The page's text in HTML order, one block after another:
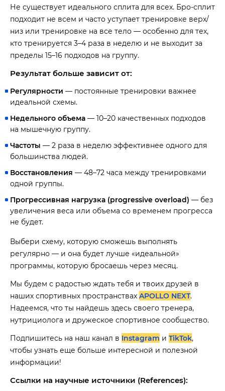
Не существует идеального сплита для всех. Бро-сплит
подходит не всем и часто уступает тренировке верх/
низ или тренировке на все тело — особенно для тех,
кто тренируется 3–4 раза в неделю и не выходит за
пределы 15–16 подходов на группу.
Результат больше зависит от:
Регулярности — постоянные тренировки важнее
идеальной схемы.
Недельного объема — 10–20 качественных подходов
на мышечную группу.
Частоты — 2 раза в неделю эффективнее одного для
большинства людей.
Восстановления — 48–72 часа между тренировками
одной группы.
Прогрессивная нагрузка (progressive overload) — без
увеличения веса или объема со временем прогресса
не будет.
Выбери схему, которую сможешь выполнять
регулярно — и она будет лучше «идеальной»
программы, которую бросаешь через месяц.
Мы будем с радостью ждать тебя и твоих друзей в
наших спортивных пространствах APOLLO NEXT.
Надеемся, что ты найдешь здесь своего тренера,
нутрициолога и дружеское спортивное сообщество.
Подпишитесь на наш канал в Instagram и TikTok,
чтобы узнать еще больше интересной и полезной
информации!
Ссылки на научные источники (References):